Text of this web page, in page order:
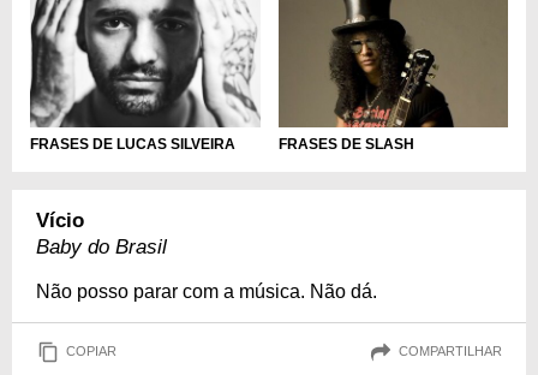
FRASES DE LUCAS SILVEIRA FRASES DE SLASH
Vício
Baby do Brasil
Não posso parar com a música. Não dá.
COPIAR COMPARTILHAR